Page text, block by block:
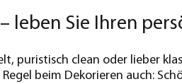
leben Sie Ihren
puristisch clean oder lieber
beim Dekorieren auch: